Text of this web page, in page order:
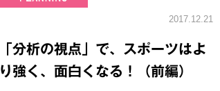
2017.12.21
「分析の視点」で、スポーツはよ
り強く、面白くなる！（前編）